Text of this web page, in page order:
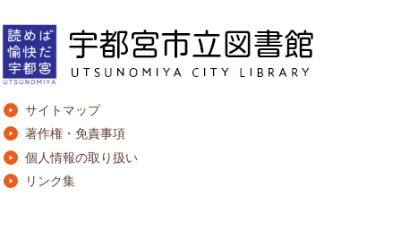
サイトマップ
著作権・免責事項
個人情報の取り扱い
リンク集